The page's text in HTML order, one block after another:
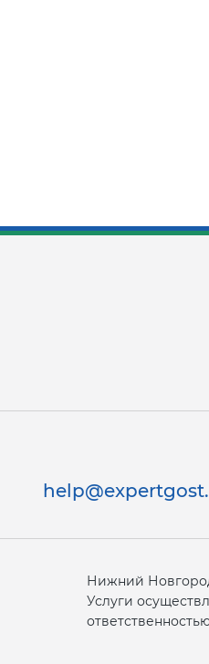
Нижний
Услуги